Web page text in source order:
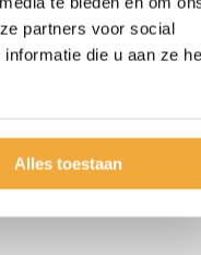
partners voor social
die u aan ze
Alles toestaan